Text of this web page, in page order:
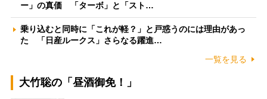
ー」の真価 「ターボ」と「スト…
乗り込むと同時に「これが軽？」と戸惑うのには理由があっ
た 「日産ルークス」さらなる躍進…
一覧を見る
大竹聡の「昼酒御免！」